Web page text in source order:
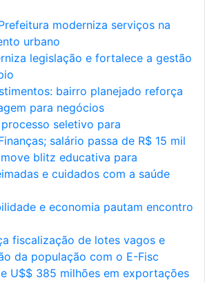
moderniza serviços na
urbano
legislação e fortalece a gestão
bairro planejado reforça
para negócios
seletivo para
salário passa de R$ 15 mil
blitz educativa para
e cuidados com a saúde
e economia pautam encontro
fiscalização de lotes vagos e
da população com o E-Fisc
U$$ 385 milhões em exportações